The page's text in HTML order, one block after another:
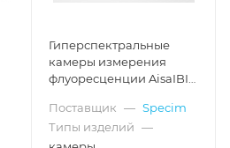
Гиперспектральные
камеры измерения
флуоресценции AisaIBIS,
Поставщик — Specim
Типы изделий —